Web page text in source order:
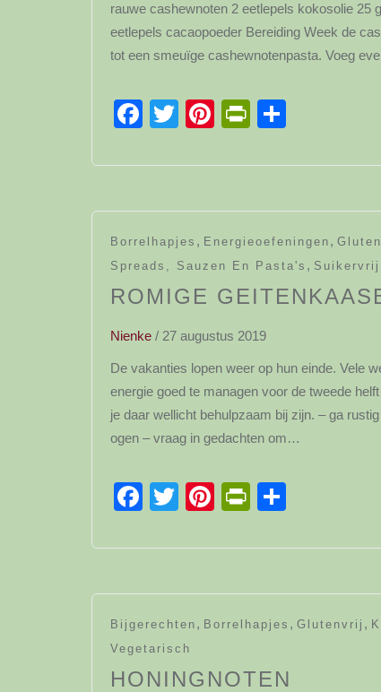
rauwe cashewnoten 2 eetlepels kokosolie 25
eetlepels cacaopoeder Bereiding Week de
tot een smeuïge cashewnotenpasta. Voeg
Facebook
TwitterPinterest
Borrelhapjes , Energieoefeningen ,
Spreads, Sauzen En Pasta's , Suikervrij
ROMIGE
Nienke / 27 augustus 2019
De vakanties lopen weer op hun einde. Vele
energie goed te managen voor de tweede
je daar wellicht behulpzaam bij zijn. – ga
ogen – vraag in gedachten om…
Facebook
TwitterPinterest
Bijgerechten , Borrelhapjes , Glutenvrij ,
Vegetarisch
HONINGNOTEN